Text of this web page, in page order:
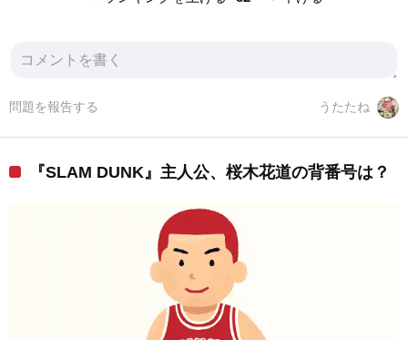
うたたね
問題を報告する
『SLAM DUNK』主人公、桜木花道の背番号は？